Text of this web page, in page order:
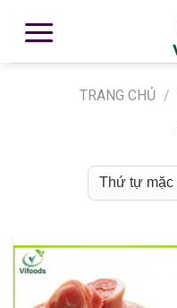
TRANG CHỦ /